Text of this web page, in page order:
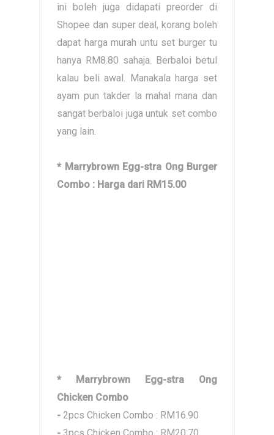
ini boleh juga didapati preorder di
Shopee dan super deal, korang boleh
dapat harga murah untu set burger tu
hanya RM8.80 sahaja. Berbaloi betul
kalau beli awal. Manakala harga set
ayam pun takder la mahal mana dan
sangat berbaloi juga untuk set combo
yang lain.
* Marrybrown Egg-stra Ong Burger
Combo : Harga dari RM15.00
* Marrybrown Egg-stra Ong
Chicken Combo
- 2pcs Chicken Combo : RM16.90